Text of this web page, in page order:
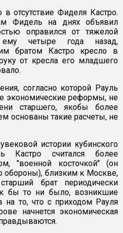
отсутствие Фиделя Кастро.
Фидель на днях объявил
оправился от тяжелой
ему четыре года назад,
братом Кастро кресло в
от кресла его младшего
согласно которой Рауль
экономические реформы, не
старшего, якобы более
основаны такие расчеты, не
истории кубинского
Кастро считался более
"военной косточкой" (он
обороны), близким к Москве,
брат периодически
бы то ни было, возникшие
то, что с приходом Рауля
начнется экономическая